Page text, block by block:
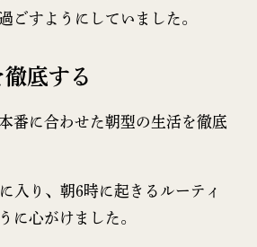
ごすようにしていました。
底する
番に合わせた朝型の生活を徹底
入り、朝6時に起きるルーティ
に心がけました。